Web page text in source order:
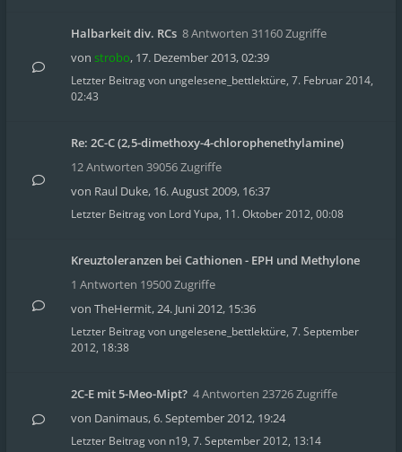
Halbarkeit div. RCs 8 Antworten 31160 Zugriffe
von strobo, 17. Dezember 2013, 02:39
Letzter Beitrag von ungelesene_bettlektüre, 7. Februar 2014,
02:43
Re: 2C-C (2,5-dimethoxy-4-chlorophenethylamine)
12 Antworten 39056 Zugriffe
von Raul Duke, 16. August 2009, 16:37
Letzter Beitrag von Lord Yupa, 11. Oktober 2012, 00:08
Kreuztoleranzen bei Cathionen - EPH und Methylone
1 Antworten 19500 Zugriffe
von TheHermit,24. Juni 2012, 15:36
Letzter Beitrag von ungelesene_bettlektüre, 7. September
2012, 18:38
2C-E mit 5-Meo-Mipt? 4 Antworten 23726 Zugriffe
von Danimaus,6. September 2012, 19:24
Letzter Beitrag von n19, 7. September 2012, 13:14